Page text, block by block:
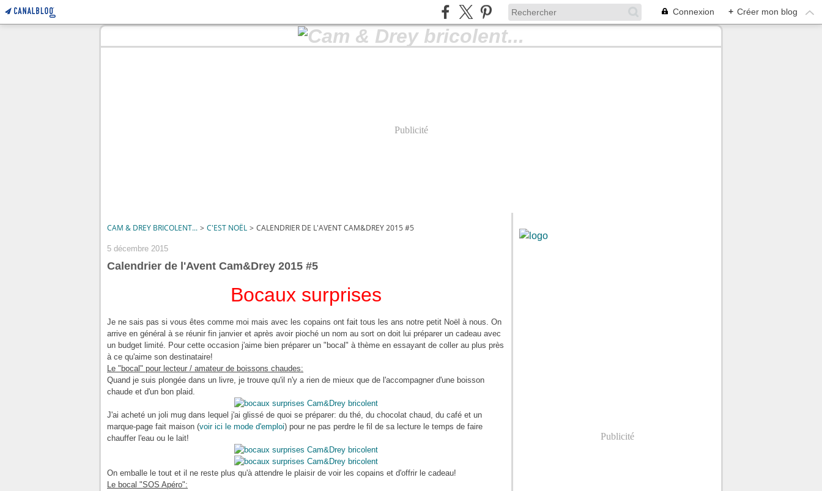
Connexion + Créer mon blog
Publicité
CAM & DREY BRICOLENT... > C'EST NOËL > CALENDRIER DE L'AVENT CAM&DREY 2015 #5
5 décembre 2015
Calendrier de l'Avent Cam&Drey 2015 #5
Bocaux surprises
Je ne sais pas si vous êtes comme moi mais avec les copains ont fait tous les ans notre petit Noël à nous. On
arrive en général à se réunir fin janvier et après avoir pioché un nom au sort on doit lui préparer un cadeau avec
un budget limité. Pour cette occasion j'aime bien préparer un "bocal" à thème en essayant de coller au plus près
à ce qu'aime son destinataire!
Le "bocal" pour lecteur / amateur de boissons chaudes:
Quand je suis plongée dans un livre, je trouve qu'il n'y a rien de mieux que de l'accompagner d'une boisson
chaude et d'un bon plaid.
J'ai acheté un joli mug dans lequel j'ai glissé de quoi se préparer: du thé, du chocolat chaud, du café et un
marque-page fait maison (voir ici le mode d'emploi) pour ne pas perdre le fil de sa lecture le temps de faire
chauffer l'eau ou le lait!
On emballe le tout et il ne reste plus qu'à attendre le plaisir de voir les copains et d'offrir le cadeau!
Le bocal "SOS Apéro":
Publicité